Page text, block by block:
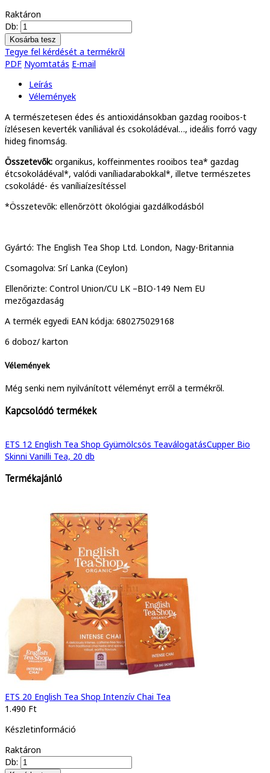
Raktáron
Db:
Tegye fel kérdését a termékről
PDF Nyomtatás E-mail
Leírás
Vélemények
A természetesen édes és antioxidánsokban gazdag rooibos-t
ízlésesen keverték vaníliával és csokoládéval…, ideális forró vagy
hideg finomság.
Összetevők: organikus, koffeinmentes rooibos tea* gazdag
étcsokoládéval*, valódi vaníliadarabokkal*, illetve természetes
csokoládé- és vaníliaízesítéssel
*Összetevők: ellenőrzött ökológiai gazdálkodásból
Gyártó: The English Tea Shop Ltd. London, Nagy-Britannia
Csomagolva: Srí Lanka (Ceylon)
Ellenőrizte: Control Union/CU LK –BIO-149 Nem EU
mezőgazdaság
A termék egyedi EAN kódja: 680275029168
6 doboz/ karton
Vélemények
Még senki nem nyilvánított véleményt erről a termékről.
Kapcsolódó termékek
ETS 12 English Tea Shop Gyümölcsös TeaválogatásCupper Bio
Skinni Vanilli Tea, 20 db
Termékajánló
ETS 20 English Tea Shop Intenzív Chai Tea
1.490 Ft
Készletinformáció
Raktáron
Db: